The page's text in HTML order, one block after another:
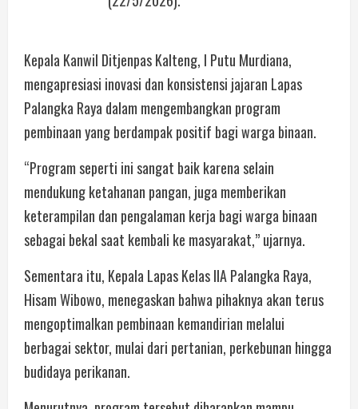
Kepala Kanwil Ditjenpas Kalteng, I Putu Murdiana,
mengapresiasi inovasi dan konsistensi jajaran Lapas
Palangka Raya dalam mengembangkan program
pembinaan yang berdampak positif bagi warga binaan.
“Program seperti ini sangat baik karena selain
mendukung ketahanan pangan, juga memberikan
keterampilan dan pengalaman kerja bagi warga binaan
sebagai bekal saat kembali ke masyarakat,” ujarnya.
Sementara itu, Kepala Lapas Kelas IIA Palangka Raya,
Hisam Wibowo, menegaskan bahwa pihaknya akan terus
mengoptimalkan pembinaan kemandirian melalui
berbagai sektor, mulai dari pertanian, perkebunan hingga
budidaya perikanan.